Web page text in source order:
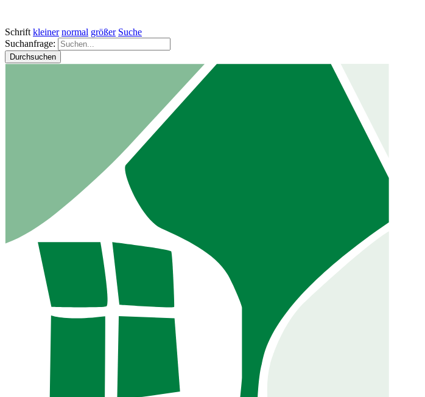
Schrift kleiner normal größer Suche
Suchanfrage:
Durchsuchen